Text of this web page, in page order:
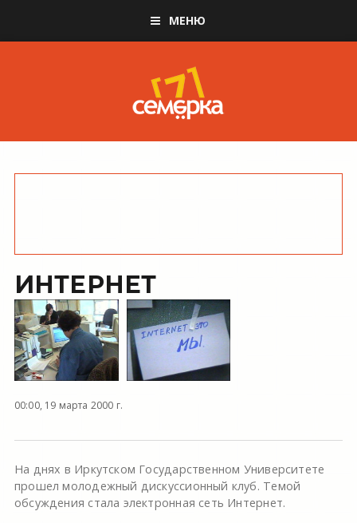
МЕНЮ
ИНТЕРНЕТ
00:00, 19 марта 2000 г.
На днях в Иркутском Государственном Университете
прошел молодежный дискуссионный клуб. Темой
обсуждения стала электронная сеть Интернет.